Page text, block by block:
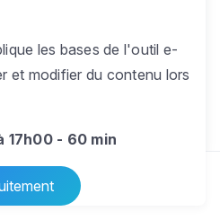
site dynamique
les bases de l'outil e-
et modifier du contenu lors
17h00 - 60 min